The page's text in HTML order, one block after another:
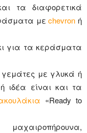
τα διαφορετικά
μεchevron ή
για τα κεράσματα
γεμάτες με γλυκά ή
ιδέα είναι και τα
«Ready to